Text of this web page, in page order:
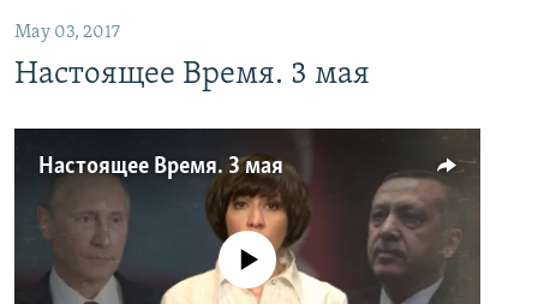
May 03, 2017
Настоящее Время. 3 мая
Настоящее Время. 3 мая
No media source currently available